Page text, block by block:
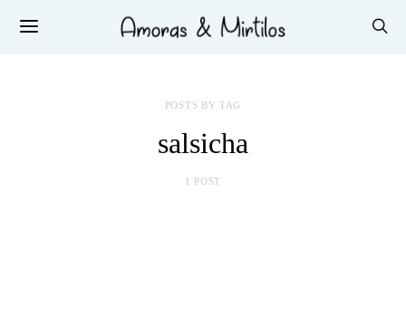
POSTS BY TAG
salsicha
1 POST